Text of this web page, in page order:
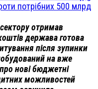
потрібних 500 млрд
отримав
держава готова
після зупинки
на вже
нові бюджетні
можливостей